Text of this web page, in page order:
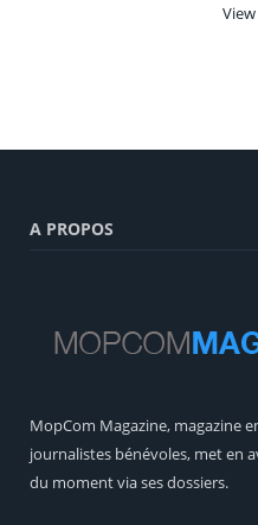
A PROPOS
MopCom Magazine, magazine
journalistes bénévoles, met en
du moment via ses dossiers.